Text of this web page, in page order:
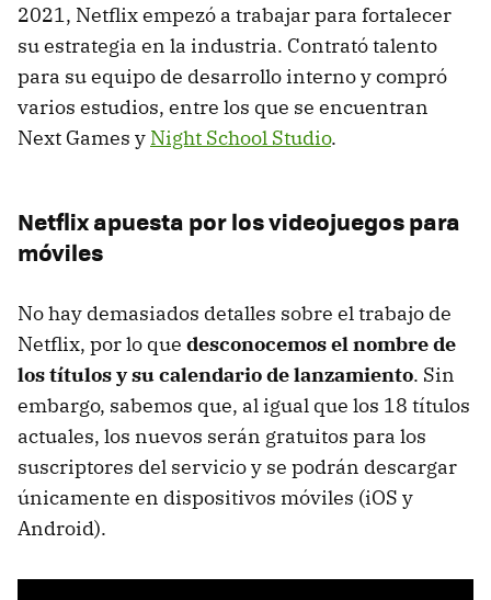
2021, Netflix empezó a trabajar para fortalecer
su estrategia en la industria. Contrató talento
para su equipo de desarrollo interno y compró
varios estudios, entre los que se encuentran
Next Games y Night School Studio.
Netflix apuesta por los videojuegos para
móviles
No hay demasiados detalles sobre el trabajo de
Netflix, por lo que desconocemos el nombre de
los títulos y su calendario de lanzamiento. Sin
embargo, sabemos que, al igual que los 18 títulos
actuales, los nuevos serán gratuitos para los
suscriptores del servicio y se podrán descargar
únicamente en dispositivos móviles (iOS y
Android).